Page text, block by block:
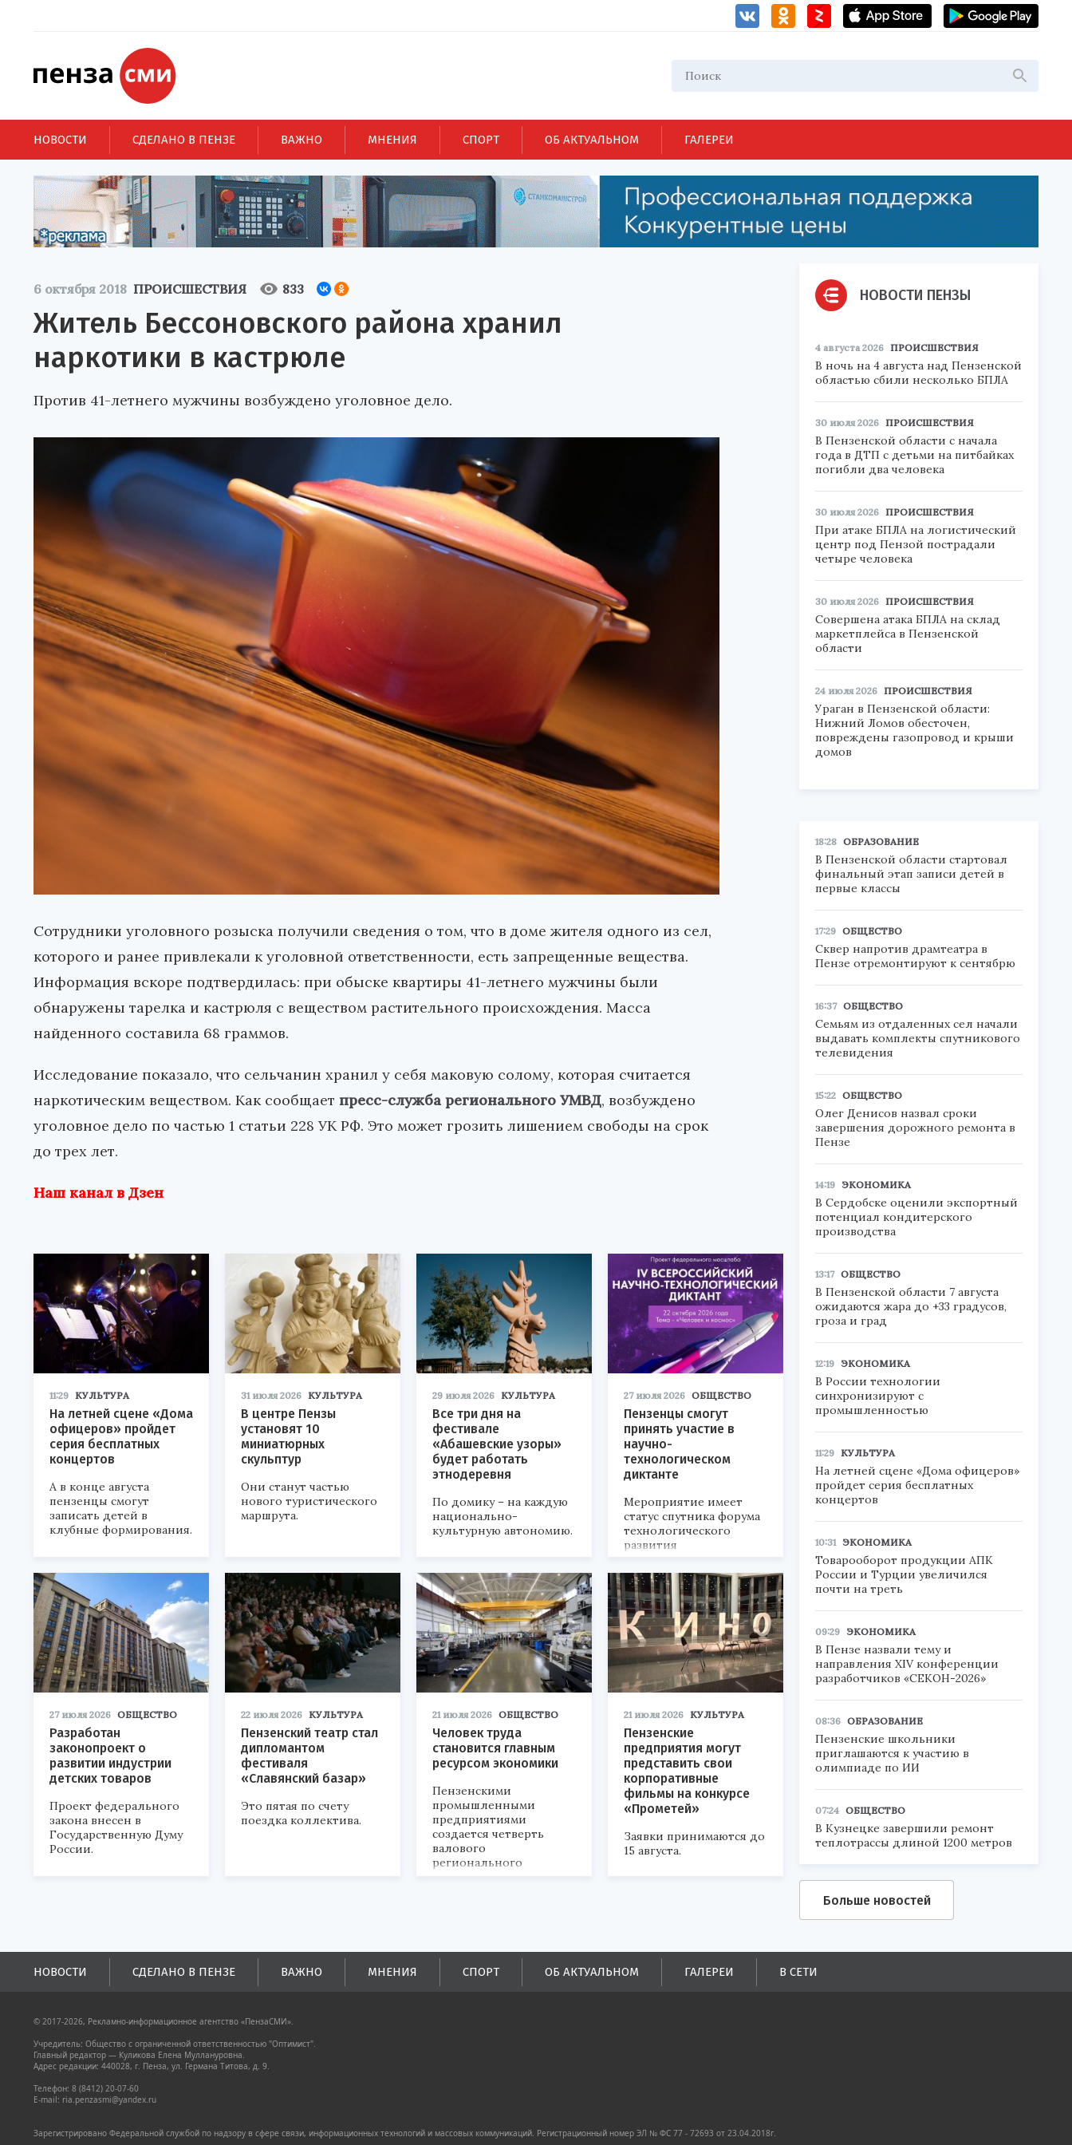
НОВОСТИ СДЕЛАНО В ПЕНЗЕ ВАЖНО МНЕНИЯ СПОРТ ОБ АКТУАЛЬНОМ ГАЛЕРЕИ
6 октября 2018 ПРОИСШЕСТВИЯ 833
Житель Бессоновского района хранил
наркотики в кастрюле
Против 41-летнего мужчины возбуждено уголовное дело.
Сотрудники уголовного розыска получили сведения о том, что в доме жителя одного из сел,
которого и ранее привлекали к уголовной ответственности, есть запрещенные вещества.
Информация вскоре подтвердилась: при обыске квартиры 41-летнего мужчины были
обнаружены тарелка и кастрюля с веществом растительного происхождения. Масса
найденного составила 68 граммов.
Исследование показало, что сельчанин хранил у себя маковую солому, которая считается
наркотическим веществом. Как сообщает пресс-служба регионального УМВД, возбуждено
уголовное дело по частью 1 статьи 228 УК РФ. Это может грозить лишением свободы на срок
до трех лет.
Наш канал в Дзен
11:29 КУЛЬТУРА
На летней сцене «Дома
офицеров» пройдет
серия бесплатных
концертов
А в конце августа
пензенцы смогут
записать детей в
клубные формирования.
31 июля 2026 КУЛЬТУРА
В центре Пензы
установят 10
миниатюрных
скульптур
Они станут частью
нового туристического
маршрута.
29 июля 2026 КУЛЬТУРА
Все три дня на
фестивале
«Абашевские узоры»
будет работать
этнодеревня
По домику – на каждую
национально-
культурную автономию.
27 июля 2026 ОБЩЕСТВО
Пензенцы смогут
принять участие в
научно-
технологическом
диктанте
Мероприятие имеет
статус спутника форума
технологического
развития
«Технопром-2026».
27 июля 2026 ОБЩЕСТВО
Разработан
законопроект о
развитии индустрии
детских товаров
Проект федерального
закона внесен в
Государственную Думу
России.
22 июля 2026 КУЛЬТУРА
Пензенский театр стал
дипломантом
фестиваля
«Славянский базар»
Это пятая по счету
поездка коллектива.
21 июля 2026 ОБЩЕСТВО
Человек труда
становится главным
ресурсом экономики
Пензенскими
промышленными
предприятиями
создается четверть
валового
регионального
продукта и
21 июля 2026 КУЛЬТУРА
Пензенские
предприятия могут
представить свои
корпоративные
фильмы на конкурсе
«Прометей»
Заявки принимаются до
15 августа.
НОВОСТИ ПЕНЗЫ
4 августа 2026 ПРОИСШЕСТВИЯ
В ночь на 4 августа над Пензенской
областью сбили несколько БПЛА
30 июля 2026 ПРОИСШЕСТВИЯ
В Пензенской области с начала
года в ДТП с детьми на питбайках
погибли два человека
30 июля 2026 ПРОИСШЕСТВИЯ
При атаке БПЛА на логистический
центр под Пензой пострадали
четыре человека
30 июля 2026 ПРОИСШЕСТВИЯ
Совершена атака БПЛА на склад
маркетплейса в Пензенской
области
24 июля 2026 ПРОИСШЕСТВИЯ
Ураган в Пензенской области:
Нижний Ломов обесточен,
повреждены газопровод и крыши
домов
18:28 ОБРАЗОВАНИЕ
В Пензенской области стартовал
финальный этап записи детей в
первые классы
17:29 ОБЩЕСТВО
Сквер напротив драмтеатра в
Пензе отремонтируют к сентябрю
16:37 ОБЩЕСТВО
Семьям из отдаленных сел начали
выдавать комплекты спутникового
телевидения
15:22 ОБЩЕСТВО
Олег Денисов назвал сроки
завершения дорожного ремонта в
Пензе
14:19 ЭКОНОМИКА
В Сердобске оценили экспортный
потенциал кондитерского
производства
13:17 ОБЩЕСТВО
В Пензенской области 7 августа
ожидаются жара до +33 градусов,
гроза и град
12:19 ЭКОНОМИКА
В России технологии
синхронизируют с
промышленностью
11:29 КУЛЬТУРА
На летней сцене «Дома офицеров»
пройдет серия бесплатных
концертов
10:31 ЭКОНОМИКА
Товарооборот продукции АПК
России и Турции увеличился
почти на треть
09:29 ЭКОНОМИКА
В Пензе назвали тему и
направления XIV конференции
разработчиков «СЕКОН-2026»
08:36 ОБРАЗОВАНИЕ
Пензенские школьники
приглашаются к участию в
олимпиаде по ИИ
07:24 ОБЩЕСТВО
В Кузнецке завершили ремонт
теплотрассы длиной 1200 метров
Больше новостей
НОВОСТИ СДЕЛАНО В ПЕНЗЕ ВАЖНО МНЕНИЯ СПОРТ ОБ АКТУАЛЬНОМ ГАЛЕРЕИ В СЕТИ
© 2017-2026, Рекламно-информационное агентство «ПензаСМИ».
Учредитель: Общество с ограниченной ответственностью "Оптимист".
Главный редактор — Куликова Елена Муллануровна.
Адрес редакции: 440028, г. Пенза, ул. Германа Титова, д. 9.
Телефон: 8 (8412) 20-07-60
E-mail: ria.penzasmi@yandex.ru
Зарегистрировано Федеральной службой по надзору в сфере связи, информационных технологий и массовых коммуникаций. Регистрационный номер ЭЛ № ФС 77 - 72693 от 23.04.2018г.